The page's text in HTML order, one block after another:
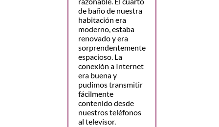
de baño de nuestra
habitación era
moderno, estaba
renovado y era
sorprendentemente
espacioso. La
conexión a Internet
era buena y
pudimos transmitir
fácilmente
contenido desde
nuestros teléfonos
al televisor.